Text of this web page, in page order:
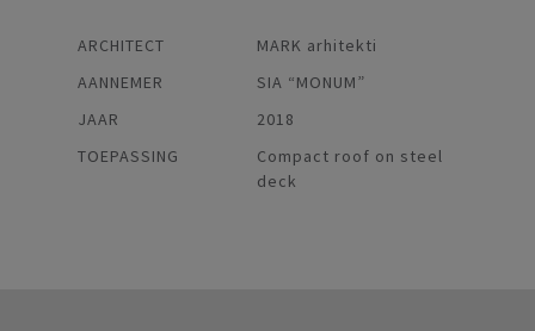
ARCHITECT
MARK arhitekti
AANNEMER
SIA “MONUM”
JAAR
2018
TOEPASSING
Compact roof on steel
deck